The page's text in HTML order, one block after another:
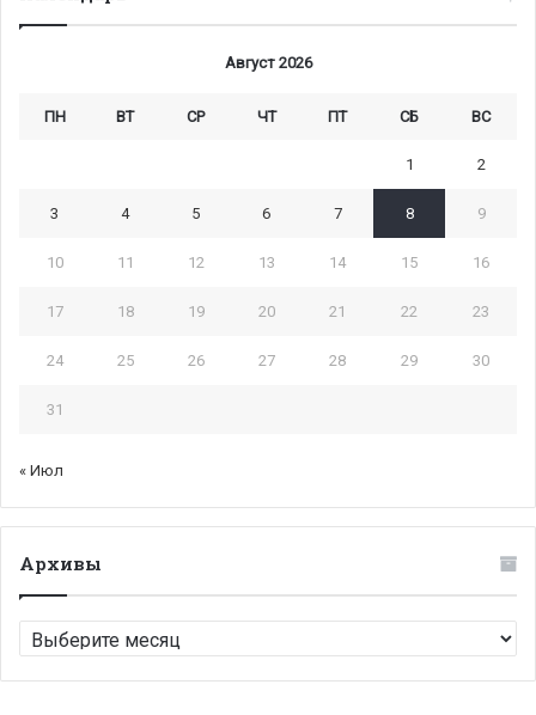
Август 2026
ПН ВТ СР ЧТ ПТ СБ ВС
1 2
3 4 5 6 7 8 9
10 11 12 13 14 15 16
17 18 19 20 21 22 23
24 25 26 27 28 29 30
31
« Июл
Архивы
Архивы